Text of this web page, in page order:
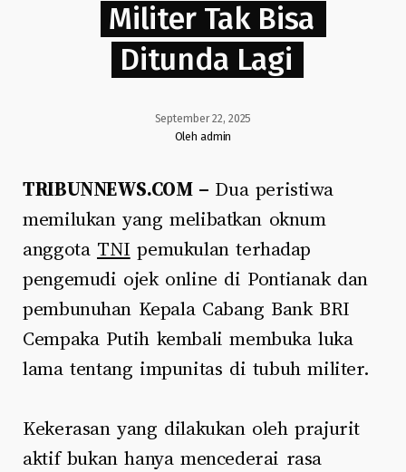
Militer Tak Bisa
Ditunda Lagi
September 22, 2025
Oleh admin
TRIBUNNEWS.COM – Dua peristiwa
memilukan yang melibatkan oknum
anggota TNI pemukulan terhadap
pengemudi ojek online di Pontianak dan
pembunuhan Kepala Cabang Bank BRI
Cempaka Putih kembali membuka luka
lama tentang impunitas di tubuh militer.
Kekerasan yang dilakukan oleh prajurit
aktif bukan hanya mencederai rasa